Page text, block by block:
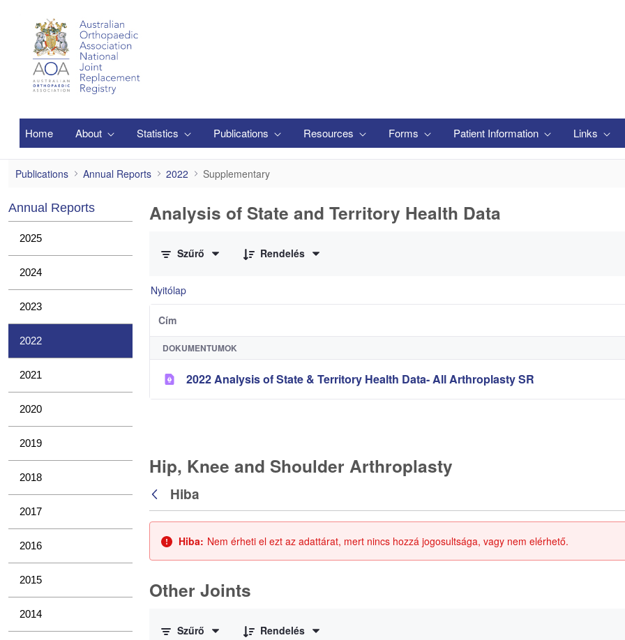
Home About Statistics Publications Resources Forms Patient Information Links
Supplementary
Publications Annual Reports 2022 Supplementary
Annual Reports
2025
2024
2023
2022
2021
2020
2019
2018
2017
2016
2015
2014
Analysis of State and Territory Health Data
Szűrő
Rendelés
Nyitólap
Cím
DOKUMENTUMOK
2022 Analysis of State & Territory Health Data- All Arthroplasty SR
Hip, Knee and Shoulder Arthroplasty
Vissza
Hiba
Hiba: Nem érheti el ezt az adattárat, mert nincs hozzá jogosultsága, vagy nem elérhető.
Other Joints
Szűrő
Rendelés